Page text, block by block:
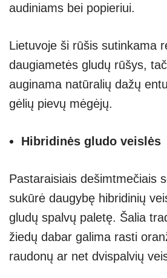
audiniams bei popieriui.
Lietuvoje ši rūšis sutinkama
daugiametės gludų rūšys,
auginama natūralių dažų
gėlių pievų mėgėjų.
Hibridinės gludo veislės
Pastaraisiais dešimtmečiais
sukūrė daugybę hibridinių
gludų spalvų paletę. Šalia
žiedų dabar galima rasti
raudonų ar net dvispalvių